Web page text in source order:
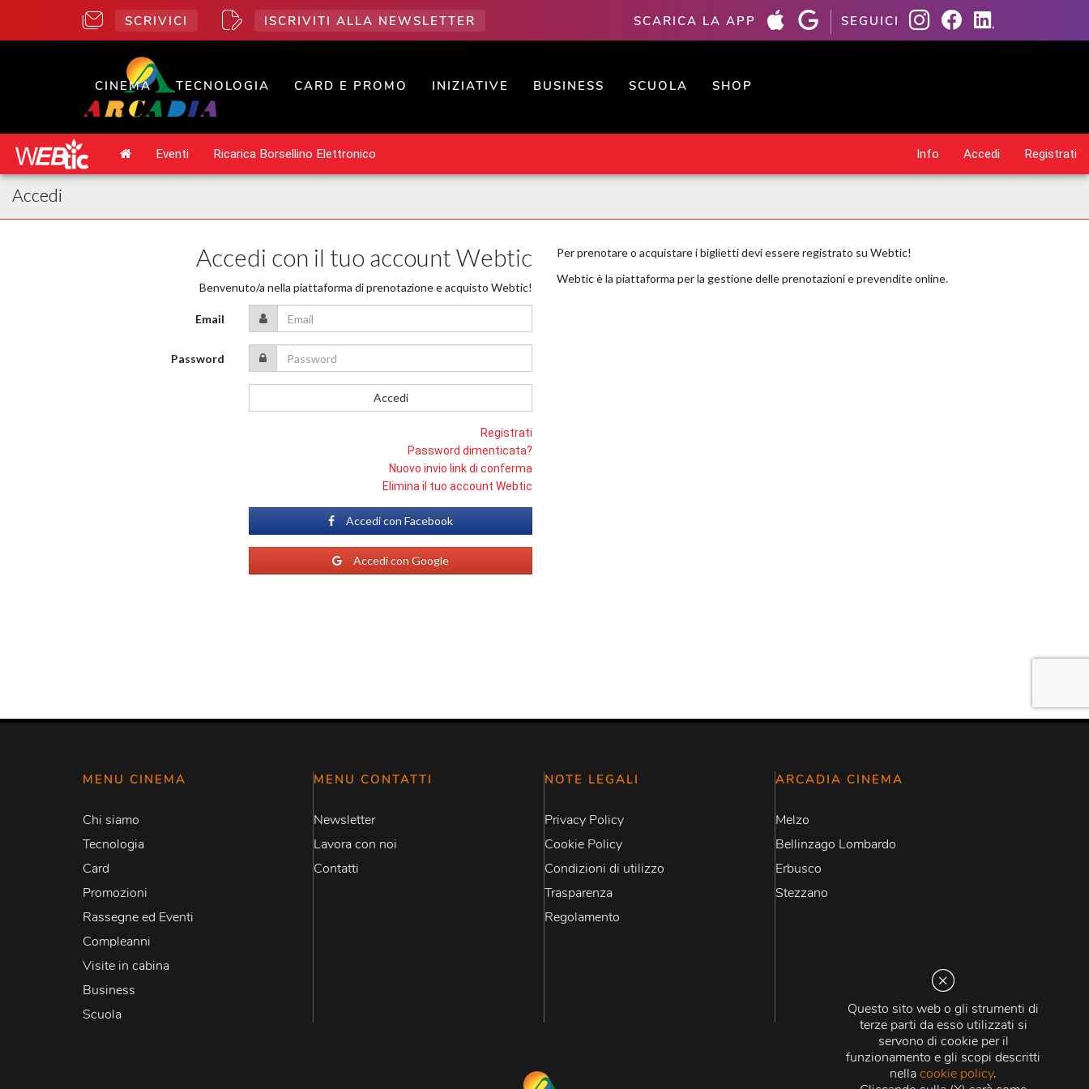
Questo sito web o gli strumenti di
terze parti da esso utilizzati si
servono di cookie per il
funzionamento e gli scopi descritti
nellacookie policy.
SCRIVICI ISCRIVITI ALLA NEWSLETTER SCARICA LA APP SEGUICI
CINEMA TECNOLOGIA CARD E PROMO INIZIATIVE BUSINESS SCUOLA SHOP
MENU CINEMA
Chi siamo
Tecnologia
Card
Promozioni
Rassegne ed Eventi
Compleanni
Visite in cabina
Business
Scuola
MENU CONTATTI
Newsletter
Lavora con noi
Contatti
NOTE LEGALI
Privacy Policy
Cookie Policy
Condizioni di utilizzo
Trasparenza
Regolamento
ARCADIA CINEMA
Melzo
Bellinzago Lombardo
Erbusco
Stezzano